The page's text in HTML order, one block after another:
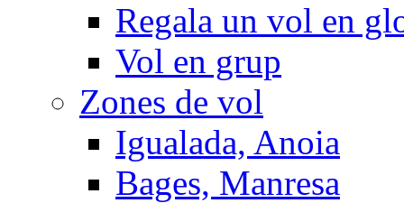
Regala un vol en
Vol en grup
Zones de vol
Igualada, Anoia
Bages, Manresa